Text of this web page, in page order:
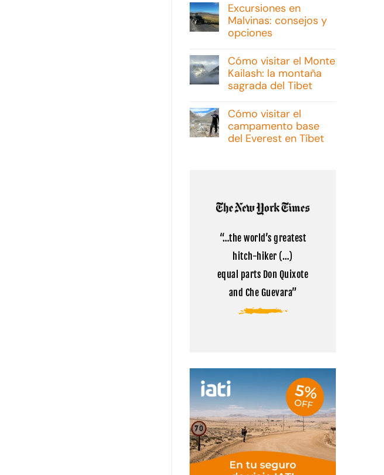
Excursiones en
Malvinas: consejos y
opciones
hay
comentarios
en
Excursiones
en
y
opciones
Cómo visitar el Monte
Kailash: la montaña
sagrada del Tibet
hay
comentarios
en
Cómo
visitar
del
Tibet
Cómo visitar el
campamento base
del Everest en Tíbet
el
campamento
Everest
Tíbet
“…the world’s greatest
hitch-hiker (…)
equal parts Don Quixote
and Che Guevara”